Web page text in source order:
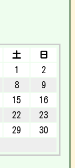
土
日
1
2
8
9
15
16
22
23
29
30